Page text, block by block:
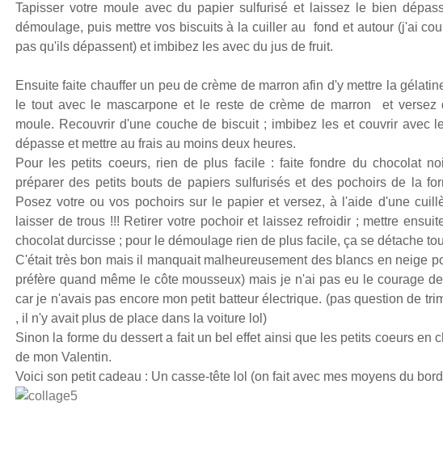
Tapisser votre moule avec du papier sulfurisé et laissez le bien
démoulage, puis mettre vos biscuits à la cuiller au fond et autour (j'ai
pas qu'ils dépassent) et imbibez les avec du jus de fruit.
Ensuite faite chauffer un peu de crème de marron afin d'y mettre la
le tout avec le mascarpone et le reste de crème de marron et versez
moule. Recouvrir d'une couche de biscuit ; imbibez les et couvrir avec
dépasse et mettre au frais au moins deux heures.
Pour les petits coeurs, rien de plus facile : faite fondre du chocolat
préparer des petits bouts de papiers sulfurisés et des pochoirs de la
Posez votre ou vos pochoirs sur le papier et versez, à l'aide d'une
laisser de trous !!! Retirer votre pochoir et laissez refroidir ; mettre
chocolat durcisse ; pour le démoulage rien de plus facile, ça se détache
C'était très bon mais il manquait malheureusement des blancs en neige
préfère quand même le côte mousseux) mais je n'ai pas eu le courage
car je n'avais pas encore mon petit batteur électrique. (pas question de
, il n'y avait plus de place dans la voiture lol)
Sinon la forme du dessert a fait un bel effet ainsi que les petits coeurs en
de mon Valentin.
Voici son petit cadeau : Un casse-tête lol (on fait avec mes moyens du